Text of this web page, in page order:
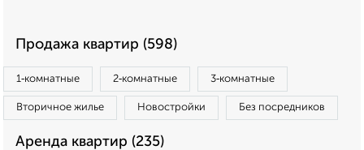
Продажа квартир (598)
1‑комнатные 2‑комнатные 3‑комнатные
Вторичное жилье Новостройки Без посредников
Аренда квартир (235)